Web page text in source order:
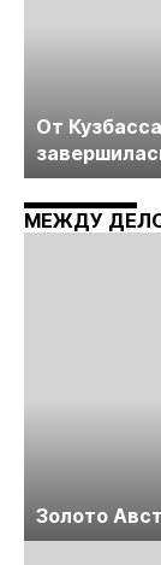
От
технологий
Майнинг»
МЕЖДУ
Золото